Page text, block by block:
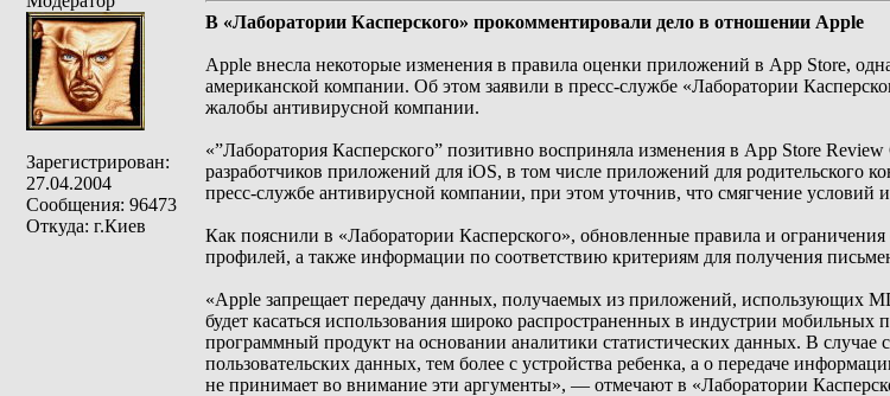
Зарегистрирован:
27.04.2004
Сообщения: 96473
Откуда: г.Киев
В «Лаборатории Касперского» прокомментировали дело в отношении Apple
Apple внесла некоторые изменения в правила оценки приложений в App Store,
американской компании. Об этом заявили в пресс-службе «Лаборатории
жалобы антивирусной компании.
«”Лаборатория Касперского” позитивно восприняла изменения в App Store
разработчиков приложений для iOS, в том числе приложений для родительского
пресс-службе антивирусной компании, при этом уточнив, что смягчение условий
Как пояснили в «Лаборатории Касперского», обновленные правила и
профилей, а также информации по соответствию критериям для получения
«Apple запрещает передачу данных, получаемых из приложений, использующих
будет касаться использования широко распространенных в индустрии
программный продукт на основании аналитики статистических данных. В случае
пользовательских данных, тем более с устройства ребенка, а о передаче
не принимает во внимание эти аргументы», — отмечают в «Лаборатории